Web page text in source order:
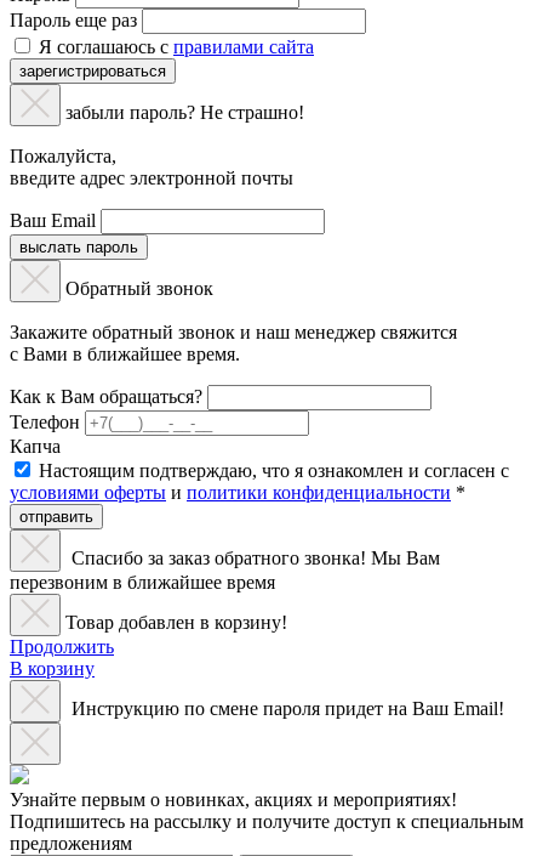
Пароль еще раз
Я соглашаюсь с правилами сайта
зарегистрироваться
забыли пароль? Не страшно!
Пожалуйста,
введите адрес электронной почты
Ваш Email
выслать пароль
Обратный звонок
Закажите обратный звонок и наш менеджер свяжится
с Вами в ближайшее время.
Как к Вам обращаться?
Телефон
Капча
Настоящим подтверждаю, что я ознакомлен и согласен с
условиями оферты и политики конфиденциальности *
отправить
Спасибо за заказ обратного звонка! Мы Вам
перезвоним в ближайшее время
Товар добавлен в корзину!
Продолжить
В корзину
Инструкцию по смене пароля придет на Ваш Email!
Узнайте первым о новинках, акциях и мероприятиях!
Подпишитесь на рассылку и получите доступ к специальным
предложениям